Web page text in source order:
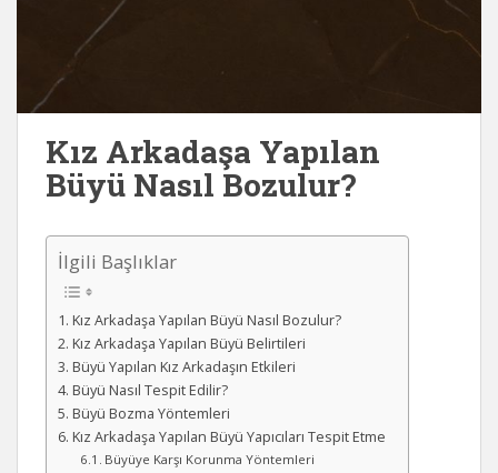
Kız Arkadaşa Yapılan
Büyü Nasıl Bozulur?
İlgili Başlıklar
Kız Arkadaşa Yapılan Büyü Nasıl Bozulur?
Kız Arkadaşa Yapılan Büyü Belirtileri
Büyü Yapılan Kız Arkadaşın Etkileri
Büyü Nasıl Tespit Edilir?
Büyü Bozma Yöntemleri
Kız Arkadaşa Yapılan Büyü Yapıcıları Tespit Etme
Büyüye Karşı Korunma Yöntemleri